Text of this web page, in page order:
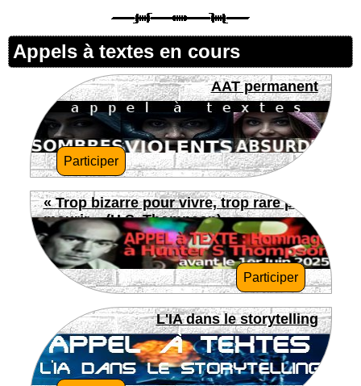
Appels à textes en cours
AAT permanent
Participer
« Trop bizarre pour vivre, trop rare pour
mourir » (H.S. Thompson)
Participer
L'IA dans le storytelling